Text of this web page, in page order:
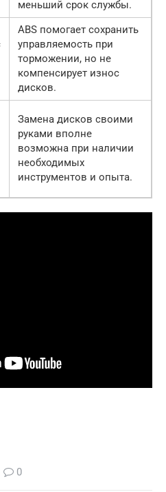
меньший срок службы.
ABS помогает сохранить
управляемость при
торможении, но не
компенсирует износ
дисков.
Замена дисков своими
руками вполне
возможна при наличии
необходимых
инструментов и опыта.
0